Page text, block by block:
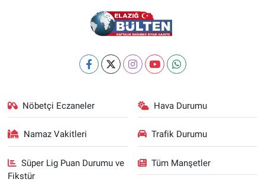
Nöbetçi Eczaneler Hava Durumu
Namaz Vakitleri Trafik Durumu
Süper Lig Puan Durumu ve
Fikstür
Tüm Manşetler